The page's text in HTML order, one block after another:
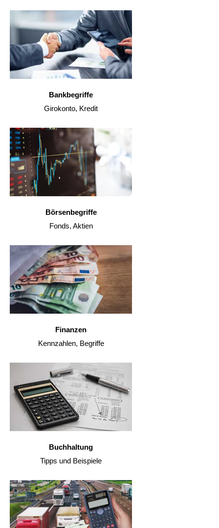
Bankbegriffe
Girokonto, Kredit
Börsenbegriffe
Fonds, Aktien
Finanzen
Kennzahlen, Begriffe
Buchhaltung
Tipps und Beispiele